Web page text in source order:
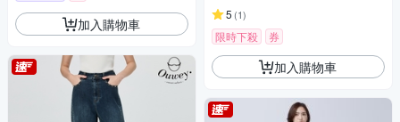
加入購物車
5 (1)
限時下殺 券
加入購物車